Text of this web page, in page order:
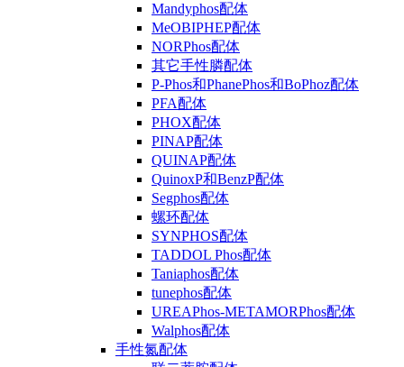
Mandyphos配体
MeOBIPHEP配体
NORPhos配体
其它手性膦配体
P-Phos和PhanePhos和BoPhoz配体
PFA配体
PHOX配体
PINAP配体
QUINAP配体
QuinoxP和BenzP配体
Segphos配体
螺环配体
SYNPHOS配体
TADDOL Phos配体
Taniaphos配体
tunephos配体
UREAPhos-METAMORPhos配体
Walphos配体
手性氮配体